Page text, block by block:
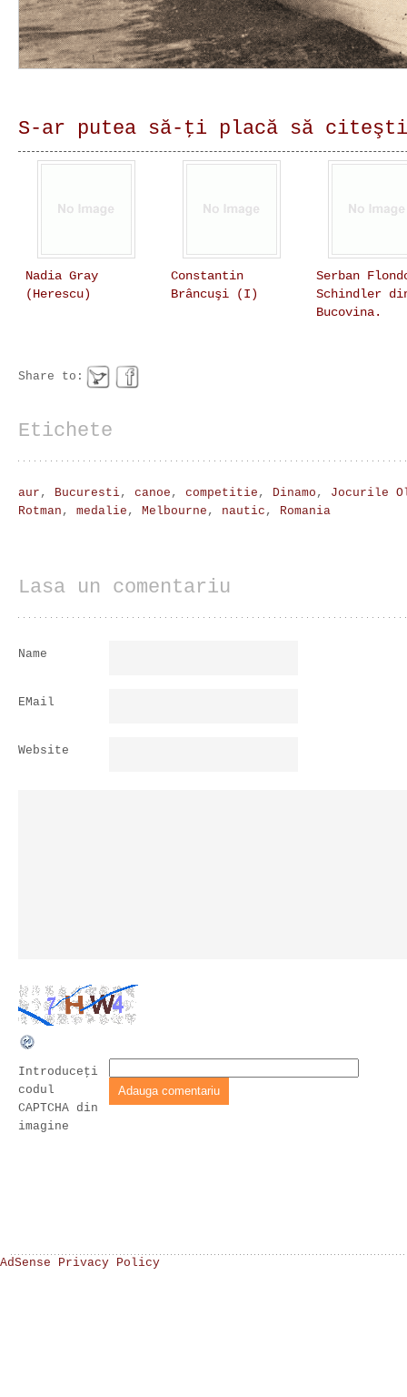
S-ar putea să-ţi placă să
Nadia Gray
(Herescu)
Constantin
Brâncuşi (I)
Serban
Schindler
Bucovina.
Share to:
Etichete
aur , Bucuresti, canoe , competitie , Dinamo , Jocurile
Rotman , medalie , Melbourne , nautic , Romania
Lasa un comentariu
Name
EMail
Website
Introduceţi
codul
CAPTCHA din
imagine
AdSense Privacy Policy